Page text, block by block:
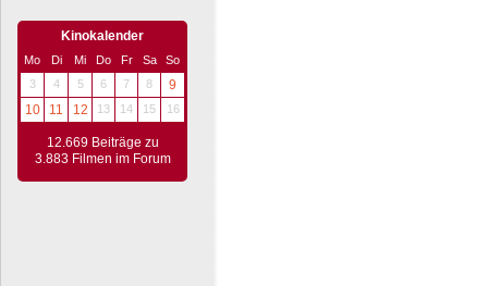
Kinokalender
Mo Di Mi Do Fr Sa
So
3
4 5 6 7 8
9
10
11 12 13 14 15 16
12.669 Beiträge zu
3.883 Filmen im Forum